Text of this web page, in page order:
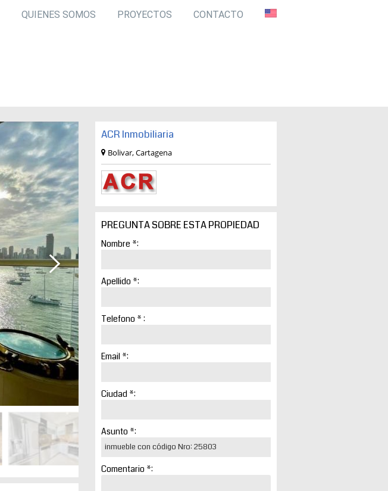
QUIENES SOMOS PROYECTOS CONTACTO
ACR Inmobiliaria
Bolivar, Cartagena
PREGUNTA SOBRE ESTA PROPIEDAD
Nombre *:
Apellido *:
Telefono * :
Email *:
Ciudad *:
Asunto *:
Comentario *: